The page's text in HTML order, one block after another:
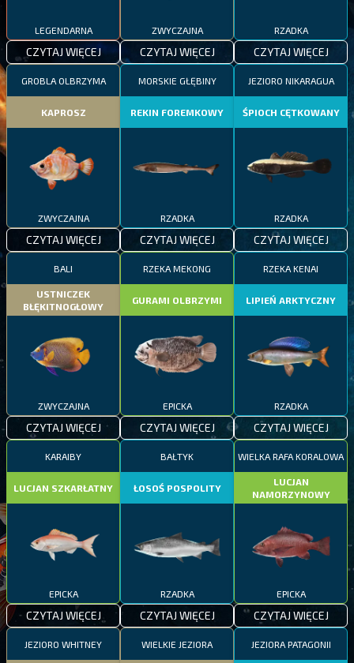
LEGENDARNA
CZYTAJ WIĘCEJ
ZWYCZAJNA
CZYTAJ WIĘCEJ
RZADKA
CZYTAJ WIĘCEJ
GROBLA OLBRZYMA
KAPROSZ
ZWYCZAJNA
CZYTAJ WIĘCEJ
MORSKIE GŁĘBINY
REKIN FOREMKOWY
RZADKA
CZYTAJ WIĘCEJ
JEZIORO NIKARAGUA
ŚPIOCH CĘTKOWANY
RZADKA
CZYTAJ WIĘCEJ
BALI
USTNICZEK
BŁĘKITNOGŁOWY
ZWYCZAJNA
CZYTAJ WIĘCEJ
RZEKA MEKONG
GURAMI OLBRZYMI
EPICKA
CZYTAJ WIĘCEJ
RZEKA KENAI
LIPIEŃ ARKTYCZNY
RZADKA
CZYTAJ WIĘCEJ
KARAIBY
LUCJAN SZKARŁATNY
EPICKA
CZYTAJ WIĘCEJ
BAŁTYK
ŁOSOŚ POSPOLITY
RZADKA
CZYTAJ WIĘCEJ
WIELKA RAFA KORALOWA
LUCJAN
NAMORZYNOWY
EPICKA
CZYTAJ WIĘCEJ
JEZIORO WHITNEY WIELKIE JEZIORA JEZIORA PATAGONII